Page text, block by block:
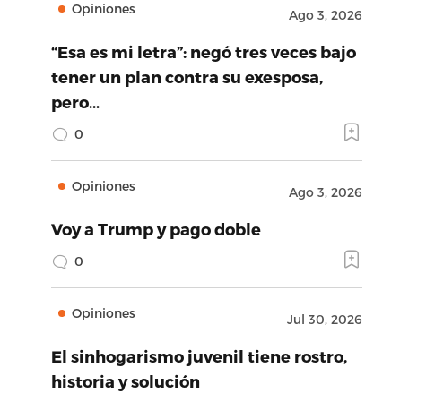
Opiniones Ago 3, 2026
“Esa es mi letra”: negó tres veces bajo
tener un plan contra su exesposa,
pero…
0
Opiniones Ago 3, 2026
Voy a Trump y pago doble
0
Opiniones Jul 30, 2026
El sinhogarismo juvenil tiene rostro,
historia y solución